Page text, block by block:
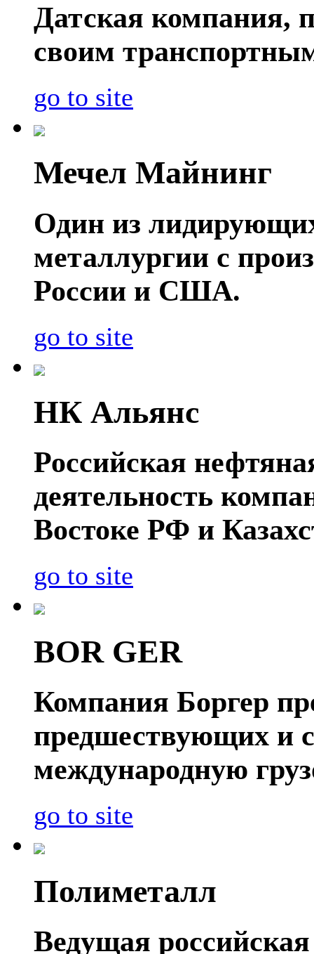
Датская компания,
своим
go to site
Мечел Майнинг
Один из
металлургии с
России и США.
go to site
НК Альянс
Российская
деятельность
Востоке РФ и
go to site
BOR GER
Компания Боргер
предшествующих и
международную
go to site
Полиметалл
Ведущая